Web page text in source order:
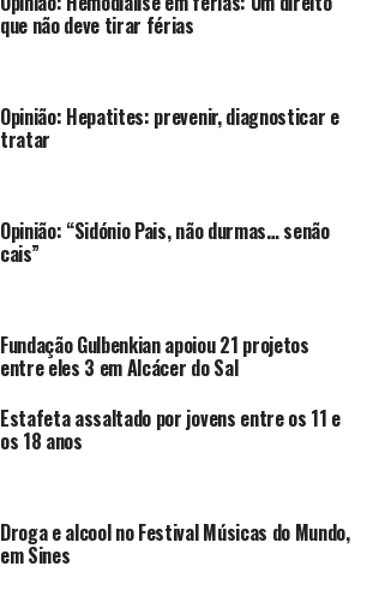
que não deve tirar férias
Opinião: Hepatites: prevenir, diagnosticar e
tratar
Opinião: “Sidónio Pais, não durmas… senão
cais”
Fundação Gulbenkian apoiou 21 projetos
entre eles 3 em Alcácer do Sal
Estafeta assaltado por jovens entre os 11 e
os 18 anos
Droga e alcool no Festival Músicas do Mundo,
em Sines